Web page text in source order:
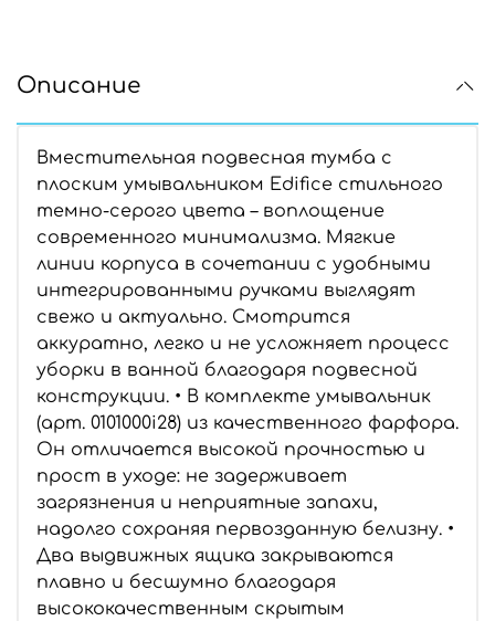
Описание
Вместительная подвесная тумба с
плоским умывальником Edifice стильного
темно-серого цвета – воплощение
современного минимализма. Мягкие
линии корпуса в сочетании с удобными
интегрированными ручками выглядят
свежо и актуально. Смотрится
аккуратно, легко и не усложняет процесс
уборки в ванной благодаря подвесной
конструкции. • В комплекте умывальник
(арт. 0101000i28) из качественного фарфора.
Он отличается высокой прочностью и
прост в уходе: не задерживает
загрязнения и неприятные запахи,
надолго сохраняя первозданную белизну. •
Два выдвижных ящика закрываются
плавно и бесшумно благодаря
высококачественным скрытым